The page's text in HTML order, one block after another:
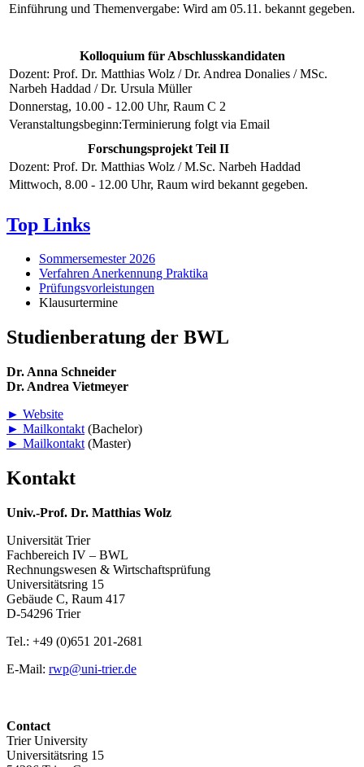
Einführung und Themenvergabe: Wird am 05.11. bekannt gegeben.
Kolloquium für Abschlusskandidaten
Dozent: Prof. Dr. Matthias Wolz / Dr. Andrea Donalies / MSc.
Narbeh Haddad / Dr. Ursula Müller
Donnerstag, 10.00 - 12.00 Uhr, Raum C 2
Veranstaltungsbeginn:Terminierung folgt via Email
Forschungsprojekt Teil II
Dozent: Prof. Dr. Matthias Wolz / M.Sc. Narbeh Haddad
Mittwoch, 8.00 - 12.00 Uhr, Raum wird bekannt gegeben.
Top Links
Sommersemester 2026
Verfahren Anerkennung Praktika
Prüfungsvorleistungen
Klausurtermine
Studienberatung der BWL
Dr. Anna Schneider
Dr. Andrea Vietmeyer
► Website
► Mailkontakt (Bachelor)
► Mailkontakt (Master)
Kontakt
Univ.-Prof. Dr. Matthias Wolz
Universität Trier
Fachbereich IV – BWL
Rechnungswesen & Wirtschaftsprüfung
Universitätsring 15
Gebäude C, Raum 417
D-54296 Trier
Tel.: +49 (0)651 201-2681
E-Mail: rwp@uni-trier.de
Contact
Trier University
Universitätsring 15